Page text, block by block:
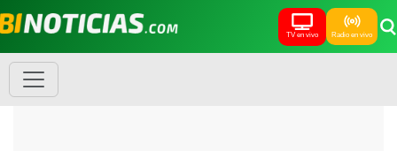
TV en vivo Radio en vivo